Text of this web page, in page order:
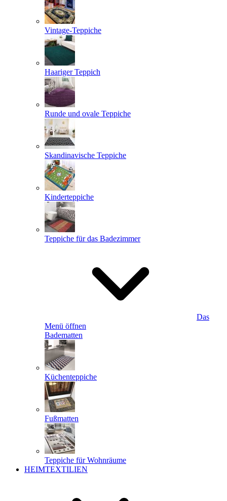
Vintage-Teppiche
Haariger Teppich
Runde und ovale Teppiche
Skandinavische Teppiche
Kinderteppiche
Teppiche für das Badezimmer
Das
Menü öffnen
Badematten
Küchenteppiche
Fußmatten
Teppiche für Wohnräume
HEIMTEXTILIEN